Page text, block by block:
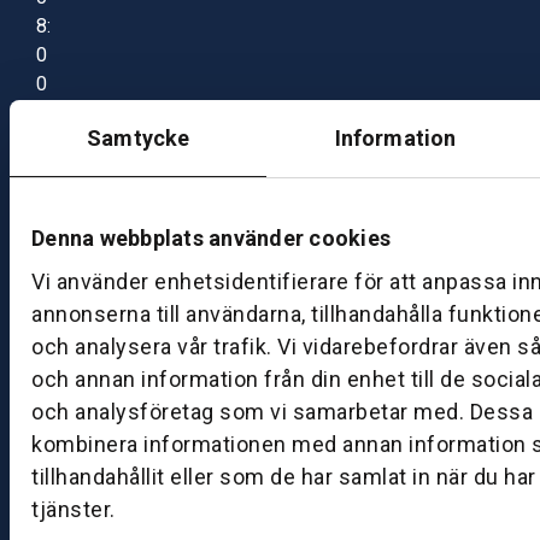
Samtycke Information
Denna webbplats använder cookies
Vi använder enhetsidentifierare för att anpassa
annonserna till användarna, tillhandahålla
och analysera vår trafik. Vi vidarebefordrar även
och annan information från din enhet till de
och analysföretag som vi samarbetar med. Dessa
kombinera informationen med annan information
tillhandahållit eller som de har samlat in när du
tjänster.
8:
0
0
7:
0
B
S
k
ö
v
d